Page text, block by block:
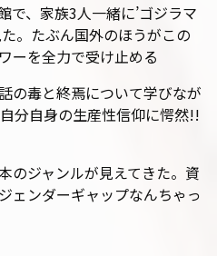
で、家族3人一緒に’ゴジラマ
。たぶん国外のほうがこの
ーを全力で受け止める
の毒と終焉について学びなが
分自身の生産性信仰に愕然!!
のジャンルが見えてきた。資
ェンダーギャップなんちゃっ